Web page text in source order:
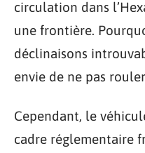
circulation dans
une frontière.
déclinaisons
envie de ne pas
Cependant, le
cadre réglementaire